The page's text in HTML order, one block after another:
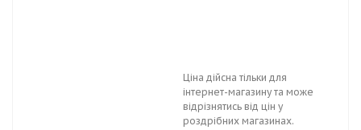
Ціна дійсна тільки для
інтернет-магазину та може
відрізнятись від цін у
роздрібних магазинах.